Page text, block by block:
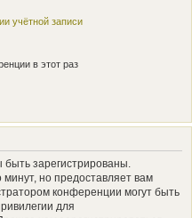
учётной записи
в этот раз
зарегистрированы.
минут, но предоставляет вам
конференции могут быть
для